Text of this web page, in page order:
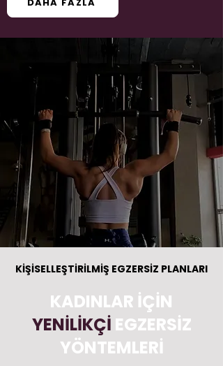
KİŞİSELLEŞTİRİLMİŞ EGZERSİZ PLANLARI
KADINLAR İÇİN
YENİLİKÇİ EGZERSİZ
YÖNTEMLERİ